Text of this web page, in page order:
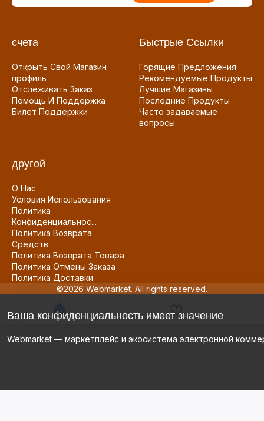
счета
Открыть Свой Магазин
профиль
Отслеживать Заказ
Помощь И Поддержка
Билет Поддержки
Быстрые Ссылки
Горящие Предложения
Рекомендуемые Продукты
Лучшие Магазины
Последние Продукты
Часто задаваемые
вопросы
другой
О Нас
Условия Использования
Политика
Конфиденциальнос...
Политика Возврата
Средств
Политика Возврата Товара
Политика Отмены Заказа
Политика Доставки
©2026 Webmarket. All rights reserved.
Ваша конфиденциальность имеет значение
Webmarket — маркетплейс и экосистема электронной